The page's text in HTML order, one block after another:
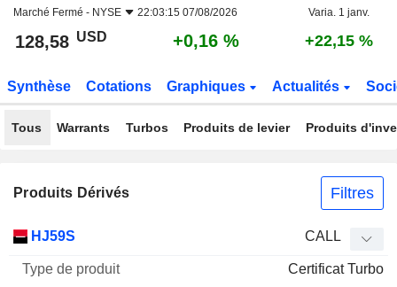
Marché Fermé - NYSE 22:03:15 07/08/2026 Varia. 1 janv.
128,58 USD +0,16 % +22,15 %
Synthèse Cotations Graphiques Actualités
Tous Warrants Turbos Produits de levier Produits
Produits Dérivés Filtres
Mnemo Type produit
Levier Parité
HJ59S CALL
Certificat Turbo